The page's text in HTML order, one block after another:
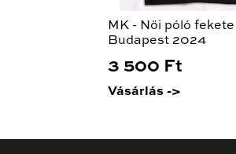
MK - Női póló
Budapest 2024
3 500 Ft
Vásárlás ->